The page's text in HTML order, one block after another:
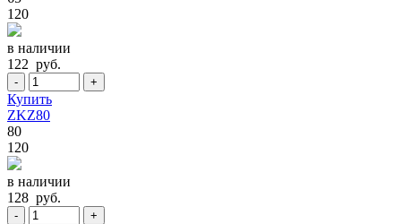
120
в наличии
122 руб.
- +
Купить
ZKZ80
80
120
в наличии
128 руб.
- +